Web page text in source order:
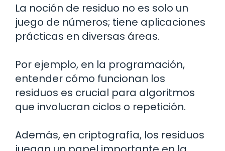
La noción de residuo no es solo un
juego de números; tiene aplicaciones
prácticas en diversas áreas.
Por ejemplo, en la programación,
entender cómo funcionan los
residuos es crucial para algoritmos
que involucran ciclos o repetición.
Además, en criptografía, los residuos